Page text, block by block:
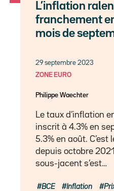
L’inflation
franchement
mois de
29 septembre 2023
ZONE EURO
Philippe Waechter
Le taux d’inflation
inscrit à 4.3% en
5.3% en août.
depuis octobre
sous-jacent s’est…
BCE Inflation